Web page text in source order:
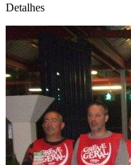
Detalhes